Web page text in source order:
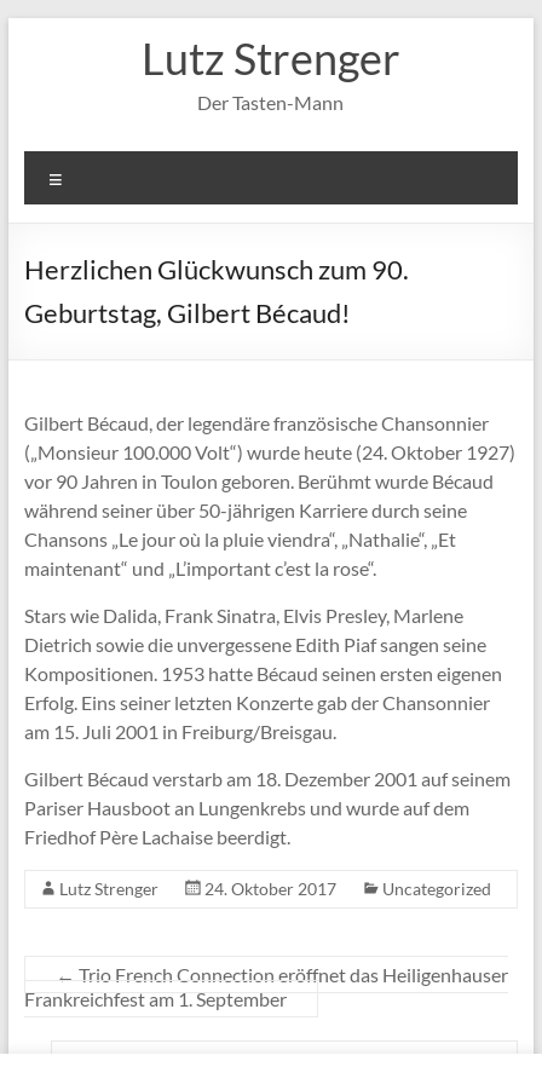
Lutz Strenger
Der Tasten-Mann
Herzlichen Glückwunsch zum 90.
Geburtstag, Gilbert Bécaud!
Gilbert Bécaud, der legendäre französische Chansonnier
(„Monsieur 100.000 Volt“) wurde heute (24. Oktober 1927)
vor 90 Jahren in Toulon geboren. Berühmt wurde Bécaud
während seiner über 50-jährigen Karriere durch seine
Chansons „Le jour où la pluie viendra“, „Nathalie“, „Et
maintenant“ und „L’important c’est la rose“.
Stars wie Dalida, Frank Sinatra, Elvis Presley, Marlene
Dietrich sowie die unvergessene Edith Piaf sangen seine
Kompositionen. 1953 hatte Bécaud seinen ersten eigenen
Erfolg. Eins seiner letzten Konzerte gab der Chansonnier
am 15. Juli 2001 in Freiburg/Breisgau.
Gilbert Bécaud verstarb am 18. Dezember 2001 auf seinem
Pariser Hausboot an Lungenkrebs und wurde auf dem
Friedhof Père Lachaise beerdigt.
Lutz Strenger 24. Oktober 2017 Uncategorized
← Trio French Connection eröffnet das Heiligenhauser
Frankreichfest am 1. September